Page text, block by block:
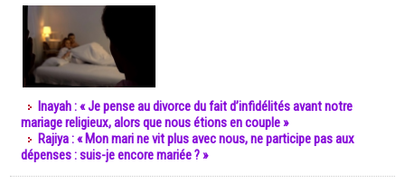
Inayah : « Je pense au divorce du fait d’infidélités avant notre
mariage religieux, alors que nous étions en couple »
Rajiya : « Mon mari ne vit plus avec nous, ne participe pas aux
dépenses : suis-je encore mariée ? »